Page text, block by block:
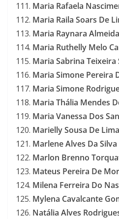
Maria Rafaela
Maria Raila Soars De
Maria Raynara
Maria Ruthelly Melo
Maria Sabrina Teixeira
Maria Simone Pereira
Maria Simone
Maria Thália Mendes
Maria Vanessa Dos
Marielly Sousa De Lima
Marlene Alves Da Silva
Marlon Brenno
Mateus Pereira De
Milena Ferreira Do
Mylena Cavalcante
Natália Alves